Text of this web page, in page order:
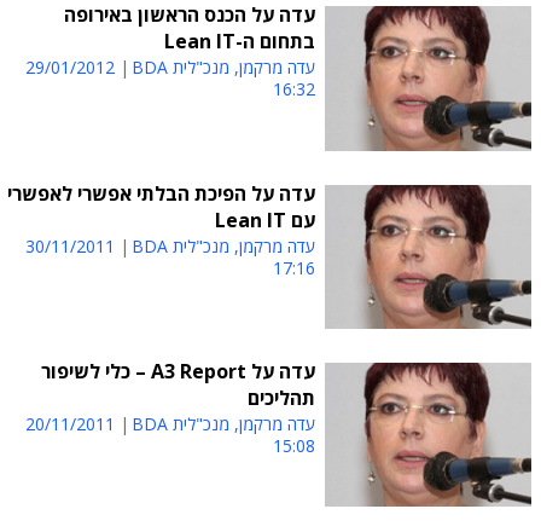
עדה על הכנס הראשון באירופה
בתחום ה-Lean IT
עדה מרקמן, מנכ"לית BDA
29/01/2012
16:32
עדה על הפיכת הבלתי אפשרי לאפשרי
עם Lean IT
עדה מרקמן, מנכ"לית BDA
30/11/2011
17:16
עדה על A3 Report – כלי לשיפור
תהליכים
עדה מרקמן, מנכ"לית BDA
20/11/2011
15:08